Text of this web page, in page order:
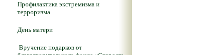
Профилактика экстремизма и
терроризма
День матери
Вручение подарков от